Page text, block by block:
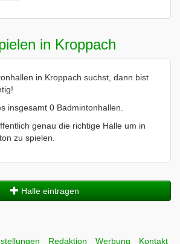
in Kroppach
in Kroppach suchst, dann bist
insgesamt 0 Badmintonhallen.
genau die richtige Halle um in
zu spielen.
Halle eintragen
Redaktion Werbung Kontakt